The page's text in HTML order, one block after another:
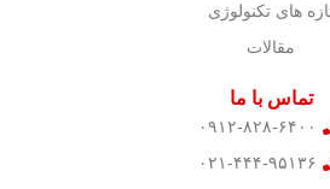
های تکنولوژی
مقالات
تماس با ما
۰۹۱۲-۸۲۸-۶۴۰۰
۰۲۱-۴۴۴-۹۵۱۳۶